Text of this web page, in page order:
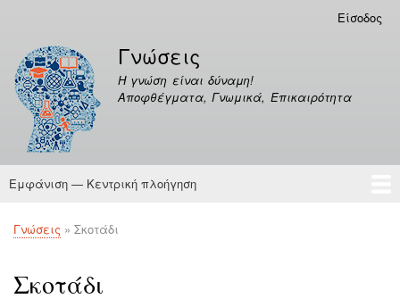
περιεχόμενο
λογαριασμού
χρήστη
Είσοδος
Γνώσεις
Η γνώση είναι δύναμη!
Αποφθέγματα, Γνωμικά, Επικαιρότητα
Κεντρική
Εμφάνιση — Κεντρική πλοήγηση
Γνώσεις
Αποφθέγματα
Breadcrumb
Γνώσεις Σκοτάδι
Σκοτάδι